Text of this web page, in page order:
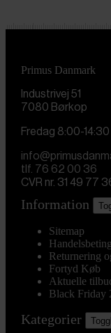
Primus Danmark
Industrivej 51
7080 Børkop
Fredag 8:00-14:30
tlf. 76 62 00 36
CVR nr. 31 49 77
Information
Sitemap
Returnering
Fortyd Køb
Aktuelle
Black Friday
Kategorier